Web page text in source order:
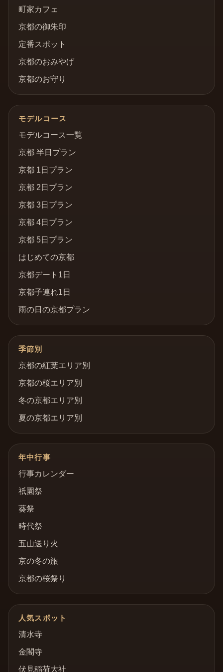
町家カフェ
京都の御朱印
定番スポット
京都のおみやげ
京都のお守り
モデルコース
モデルコース一覧
京都 半日プラン
京都 1日プラン
京都 2日プラン
京都 3日プラン
京都 4日プラン
京都 5日プラン
はじめての京都
京都デート1日
京都子連れ1日
雨の日の京都プラン
季節別
京都の紅葉エリア別
京都の桜エリア別
冬の京都エリア別
夏の京都エリア別
年中行事
行事カレンダー
祇園祭
葵祭
時代祭
五山送り火
京の冬の旅
京都の桜祭り
人気スポット
清水寺
金閣寺
伏見稲荷大社